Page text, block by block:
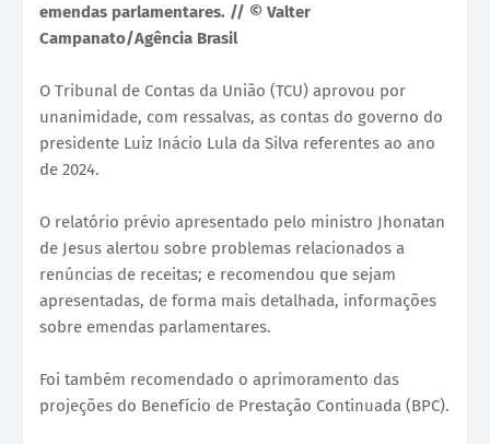
emendas parlamentares. // © Valter
Campanato/Agência Brasil
O Tribunal de Contas da União (TCU) aprovou por
unanimidade, com ressalvas, as contas do governo do
presidente Luiz Inácio Lula da Silva referentes ao ano
de 2024.
O relatório prévio apresentado pelo ministro Jhonatan
de Jesus alertou sobre problemas relacionados a
renúncias de receitas; e recomendou que sejam
apresentadas, de forma mais detalhada, informações
sobre emendas parlamentares.
Foi também recomendado o aprimoramento das
projeções do Benefício de Prestação Continuada (BPC).